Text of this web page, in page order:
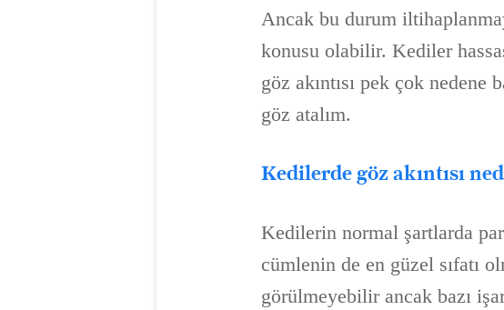
Ancak bu durum
konusu olabilir. Kediler
göz akıntısı pek çok nedene
göz atalım.
Kedilerde göz akıntısı
Kedilerin normal şartlarda
cümlenin de en güzel sıfatı
görülmeyebilir ancak bazı